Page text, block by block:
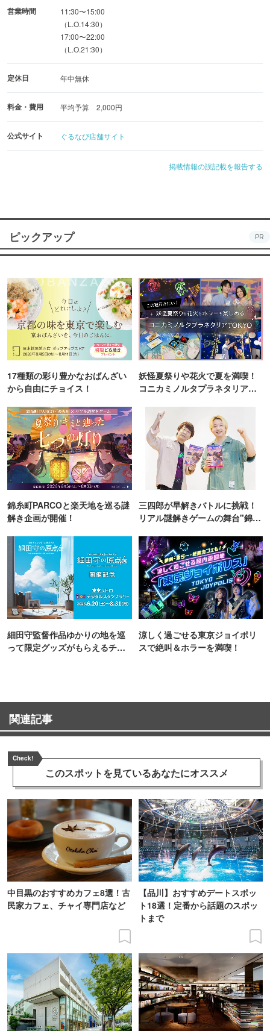
営業時間
11:30〜15:00
（L.O.14:30）
17:00〜22:00
（L.O.21:30）
定休日 年中無休
料金・費用 平均予算 2,000円
公式サイト ぐるなび店舗サイト
掲載情報の誤記載を報告する
ピックアップ PR
17種類の彩り豊かなおばんざい
から自由にチョイス！
妖怪夏祭りや花火で夏を満喫！
コニカミノルタプラネタリア
錦糸町PARCOと楽天地を巡る謎
解き企画が開催！
三四郎が早解きバトルに挑戦！
リアル謎解きゲームの舞台"錦糸
細田守監督作品ゆかりの地を巡
って限定グッズがもらえるチャ
涼しく過ごせる東京ジョイポリ
スで絶叫＆ホラーを満喫！
関連記事
Check!
このスポットを見ているあなたにオススメ
中目黒のおすすめカフェ8選！古
民家カフェ、チャイ専門店など
【品川】おすすめデートスポッ
ト18選！定番から話題のスポッ
トまで